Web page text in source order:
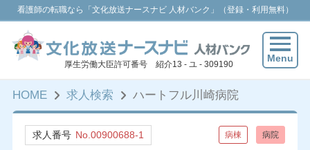
看護師の転職なら「文化放送ナースナビ 人材バンク」（登録・利用無料）
厚生労働大臣許可番号 紹介13 - ユ - 309190
Menu
HOME 求人検索 ハートフル川崎病院
求人番号 No.00900688-1 病棟 病院